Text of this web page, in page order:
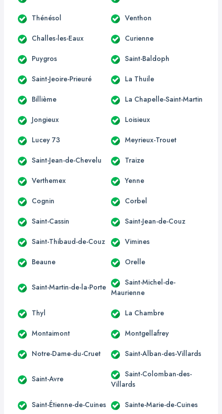
Thénésol Venthon
Challes-les-Eaux Curienne
Puygros Saint-Baldoph
Saint-Jeoire-Prieuré La Thuile
Billième La Chapelle-Saint-Martin
Jongieux Loisieux
Lucey 73 Meyrieux-Trouet
Saint-Jean-de-Chevelu Traize
Verthemex Yenne
Cognin Corbel
Saint-Cassin Saint-Jean-de-Couz
Saint-Thibaud-de-Couz Vimines
Beaune Orelle
Saint-Martin-de-la-Porte
Saint-Michel-de-
Maurienne
Thyl La Chambre
Montaimont Montgellafrey
Notre-Dame-du-Cruet Saint-Alban-des-Villards
Saint-Avre
Saint-Colomban-des-
Villards
Saint-Étienne-de-Cuines Sainte-Marie-de-Cuines